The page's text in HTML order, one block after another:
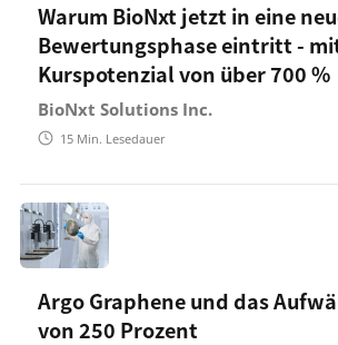
Warum BioNxt jetzt in eine
Bewertungsphase eintritt -
Kurspotenzial von über 700 %
BioNxt Solutions Inc.
15 Min. Lesedauer
Argo Graphene und das
von 250 Prozent